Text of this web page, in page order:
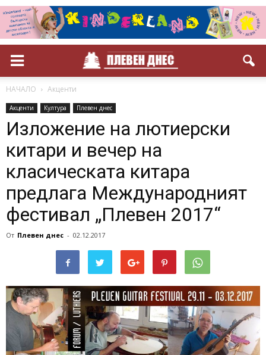
НАЧАЛО Акценти
Акценти Култура Плевен днес
Изложение на лютиерски
китари и вечер на
класическата китара
предлага Международният
фестивал „Плевен 2017“
От Плевен днес - 02.12.2017